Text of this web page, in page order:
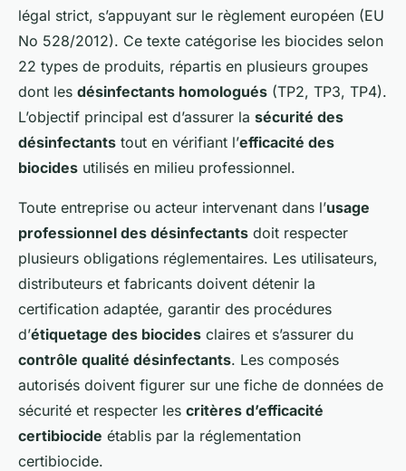
légal strict, s’appuyant sur le règlement européen (EU
No 528/2012). Ce texte catégorise les biocides selon
22 types de produits, répartis en plusieurs groupes
dont les désinfectants homologués (TP2, TP3, TP4).
L’objectif principal est d’assurer la sécurité des
désinfectants tout en vérifiant l’efficacité des
biocides utilisés en milieu professionnel.
Toute entreprise ou acteur intervenant dans l’usage
professionnel des désinfectants doit respecter
plusieurs obligations réglementaires. Les utilisateurs,
distributeurs et fabricants doivent détenir la
certification adaptée, garantir des procédures
d’étiquetage des biocides claires et s’assurer du
contrôle qualité désinfectants. Les composés
autorisés doivent figurer sur une fiche de données de
sécurité et respecter les critères d’efficacité
certibiocide établis par la réglementation
certibiocide.